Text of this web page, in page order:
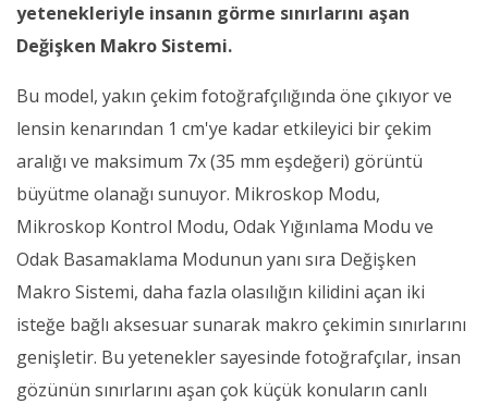
yetenekleriyle insanın görme sınırlarını aşan
Değişken Makro Sistemi.
Bu model, yakın çekim fotoğrafçılığında öne çıkıyor ve
lensin kenarından 1 cm'ye kadar etkileyici bir çekim
aralığı ve maksimum 7x (35 mm eşdeğeri) görüntü
büyütme olanağı sunuyor. Mikroskop Modu,
Mikroskop Kontrol Modu, Odak Yığınlama Modu ve
Odak Basamaklama Modunun yanı sıra Değişken
Makro Sistemi, daha fazla olasılığın kilidini açan iki
isteğe bağlı aksesuar sunarak makro çekimin sınırlarını
genişletir. Bu yetenekler sayesinde fotoğrafçılar, insan
gözünün sınırlarını aşan çok küçük konuların canlı